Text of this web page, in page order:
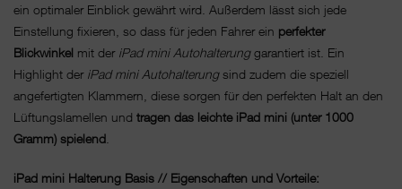
ein optimaler Einblick gewährt wird. Außerdem lässt sich jede
Einstellung fixieren, so dass für jeden Fahrer ein perfekter
Blickwinkel mit der iPad mini Autohalterunggarantiert ist. Ein
Highlight der iPad mini Autohalterungsind zudem die speziell
angefertigten Klammern, diese sorgen für den perfekten Halt an den
Lüftungslamellen und tragen das leichte iPad mini (unter 1000
Gramm) spielend.
iPad mini Halterung Basis // Eigenschaften und Vorteile: